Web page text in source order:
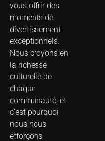
vous offrir des
moments de
divertissement
exceptionnels.
Nous croyons en
la richesse
culturelle de
chaque
communauté, et
c’est pourquoi
nous nous
efforçons